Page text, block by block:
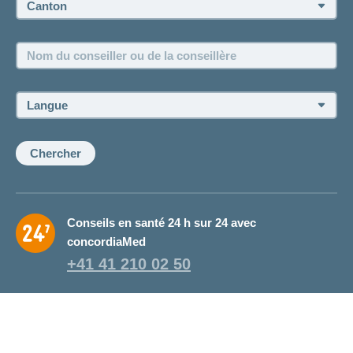
Postes vacants
Nom
du
ou
de
conseillère:
Langue:
Chercher
Conseils en santé 24 h sur 24 avec
concordiaMed
+41 41 210 02 50